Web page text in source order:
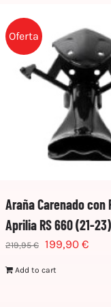
Oferta
Araña Carenado con
Aprilia RS 660 (21-23)
219,95€ 199,90 €
Add to cart